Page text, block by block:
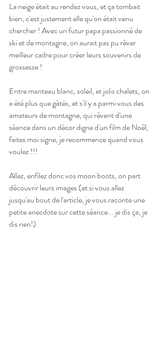
La neige était au rendez vous, et ça tombait
bien, c'est justement elle qu'on était venu
chercher ! Avec un futur papa passionné de
ski et de montagne, on aurait pas pu rêver
meilleur cadre pour créer leurs souvenirs de
grossesse !
Entre manteau blanc, soleil, et jolis chalets, on
a été plus que gâtés, et s'il y a parmi vous des
amateurs de montagne, qui rêvent d'une
séance dans un décor digne d'un film de Noël,
faites moi signe, je recommence quand vous
voulez !!!
Allez, enfilez donc vos moon boots, on part
découvrir leurs images (et si vous allez
jusqu'au bout de l'article, je vous raconte une
petite anecdote sur cette séance... je dis ça, je
dis rien!)